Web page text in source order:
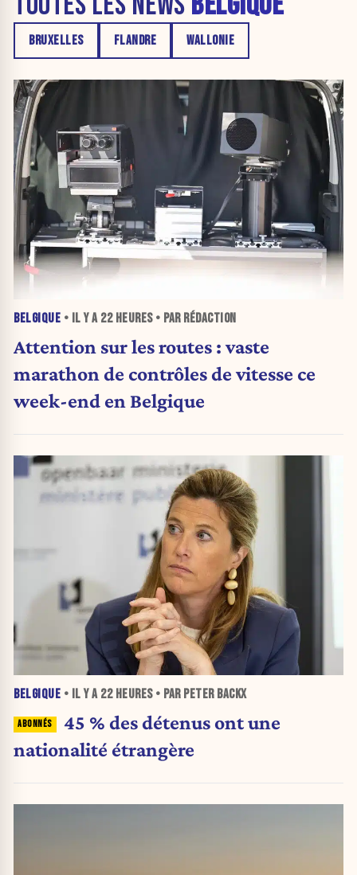
BRUXELLES FLANDRE WALLONIE
BELGIQUE • IL Y A 22 HEURES• PAR RÉDACTION
Attention sur les routes : vaste
marathon de contrôles de vitesse ce
week-end en Belgique
BELGIQUE • IL Y A 22 HEURES• PAR PETER BACKX
45 % des détenus ont une
nationalité étrangère